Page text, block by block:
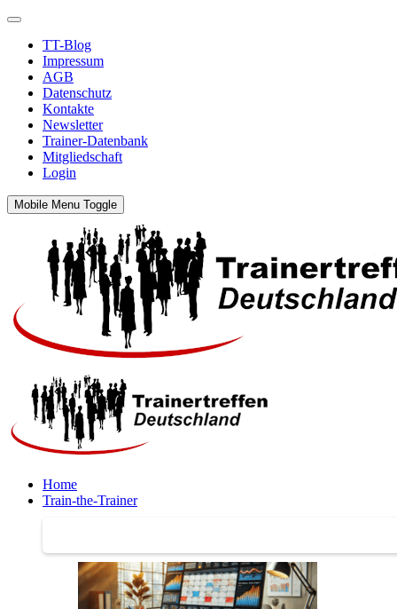
TT-Blog
Impressum
AGB
Datenschutz
Kontakte
Newsletter
Trainer-Datenbank
Mitgliedschaft
Login
Mobile Menu Toggle
Home
Train-the-Trainer